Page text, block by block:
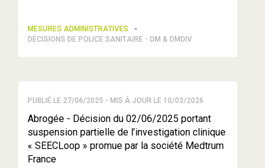
MESURES ADMINISTRATIVES
DÉCISIONS DE POLICE SANITAIRE - DM & DMDIV
PUBLIÉ LE 27/06/2025 - MIS À JOUR LE 10/03/2026
Abrogée - Décision du 02/06/2025 portant
suspension partielle de l’investigation clinique
« SEECLoop » promue par la société Medtrum
France